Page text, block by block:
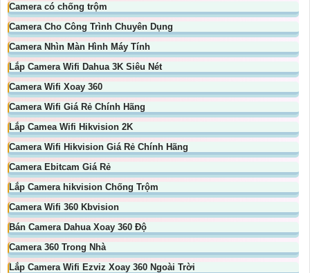
Camera có chống trộm
Camera Cho Công Trình Chuyên Dụng
Camera Nhìn Màn Hình Máy Tính
Lắp Camera Wifi Dahua 3K Siêu Nét
Camera Wifi Xoay 360
Camera Wifi Giá Rẻ Chính Hãng
Lắp Camea Wifi Hikvision 2K
Camera Wifi Hikvision Giá Rẻ Chính Hãng
Camera Ebitcam Giá Rẻ
Lắp Camera hikvision Chống Trộm
Camera Wifi 360 Kbvision
Bán Camera Dahua Xoay 360 Độ
Camera 360 Trong Nhà
Lắp Camera Wifi Ezviz Xoay 360 Ngoài Trời